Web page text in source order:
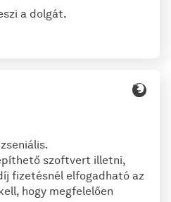
a dolgát.
szoftvert illetni,
fizetésnél elfogadható az
hogy megfelelően